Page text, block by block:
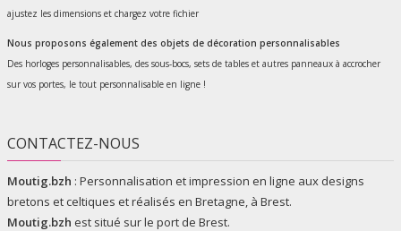
ajustez les dimensions et chargez votre fichier
Nous proposons également des objets de décoration personnalisables
Des horloges personnalisables, des sous-bocs, sets de tables et autres panneaux à accrocher
sur vos portes, le tout personnalisable en ligne !
CONTACTEZ-NOUS
Moutig.bzh : Personnalisation et impression en ligne aux designs
bretons et celtiques et réalisés en Bretagne, à Brest.
Moutig.bzh est situé sur le port de Brest.